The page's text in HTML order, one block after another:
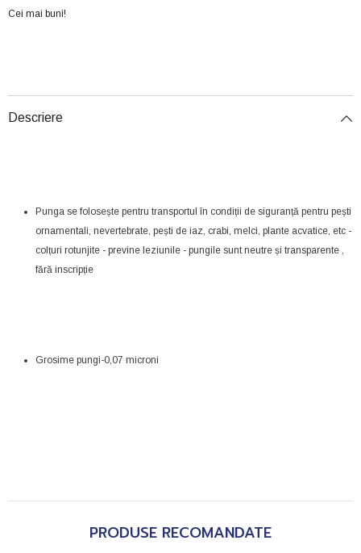
Cei mai buni!
Descriere
Punga se folosește pentru transportul în condiții de siguranță pentru pești
ornamentali, nevertebrate, pești de iaz, crabi, melci, plante acvatice, etc -
colțuri rotunjite - previne leziunile - pungile sunt neutre și transparente ,
fără inscripție
Grosime pungi-0,07 microni
PRODUSE RECOMANDATE